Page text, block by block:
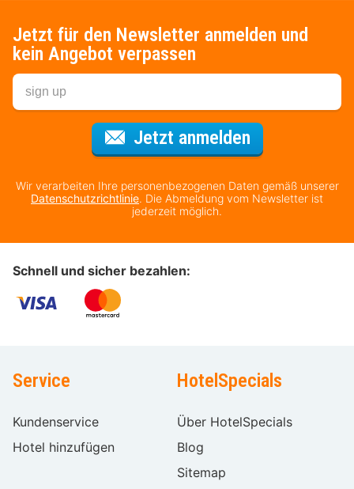
Jetzt für den Newsletter anmelden und
kein Angebot verpassen
Jetzt anmeldenFür den
Wir verarbeiten Ihre personenbezogenen Daten gemäß unserer
Datenschutzrichtlinie. Die Abmeldung vom Newsletter ist
jederzeit möglich.
Schnell und sicher bezahlen:
Service
Kundenservice
Hotel hinzufügen
HotelSpecials
Über HotelSpecials
Blog
Sitemap